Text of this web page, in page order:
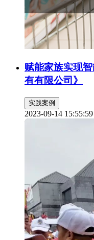
赋能家族实现
有有限公司》
实践案例
2023-09-14 15:55:59